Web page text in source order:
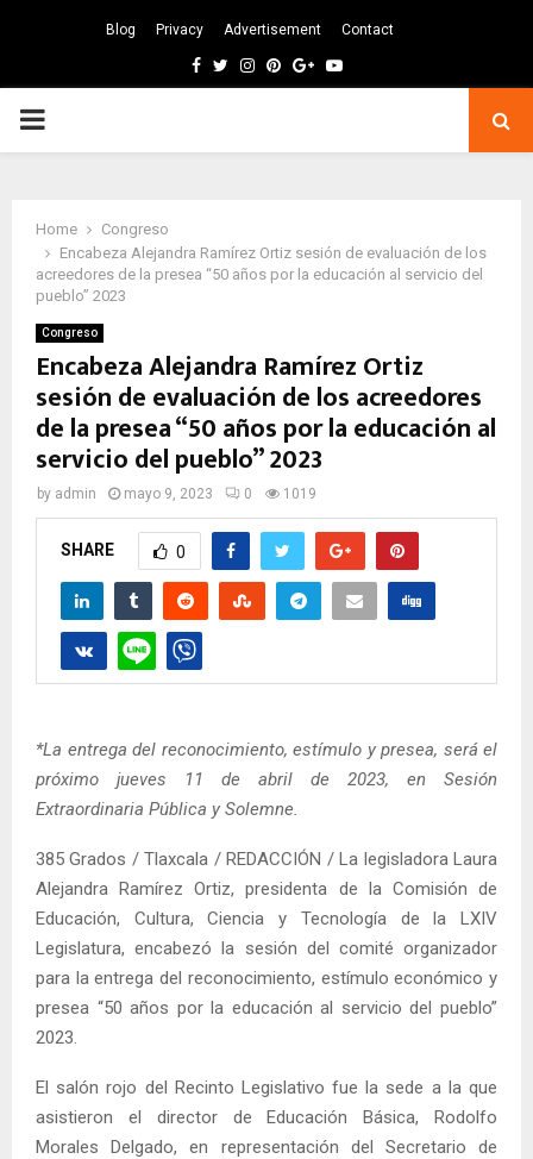
Blog Privacy Advertisement Contact
Facebook
TwitterInstagram
Pinterest
GoogleYoutube
PRIMARY
Home
Congreso
Encabeza Alejandra Ramírez Ortiz sesión de evaluación de los
acreedores de la presea “50 años por la educación al servicio del
pueblo” 2023
Congreso
Encabeza Alejandra Ramírez Ortiz
sesión de evaluación de los acreedores
de la presea “50 años por la educación al
servicio del pueblo” 2023
by admin mayo 9, 2023 0 1019
SHARE 0
*La entrega del reconocimiento, estímulo y presea, será el
próximo jueves 11 de abril de 2023, en Sesión
Extraordinaria Pública y Solemne.
385 Grados / Tlaxcala / REDACCIÓN / La legisladora Laura
Alejandra Ramírez Ortiz, presidenta de la Comisión de
Educación, Cultura, Ciencia y Tecnología de la LXIV
Legislatura, encabezó la sesión del comité organizador
para la entrega del reconocimiento, estímulo económico y
presea “50 años por la educación al servicio del pueblo”
2023.
El salón rojo del Recinto Legislativo fue la sede a la que
asistieron el director de Educación Básica, Rodolfo
Morales Delgado, en representación del Secretario de